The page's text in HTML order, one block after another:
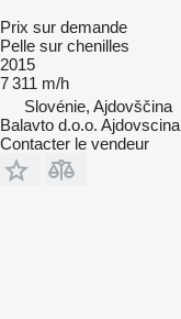
Prix sur demande
Pelle sur chenilles
2015
7 311 m/h
Slovénie, Ajdovščina
Balavto d.o.o. Ajdovscina
Contacter le vendeur